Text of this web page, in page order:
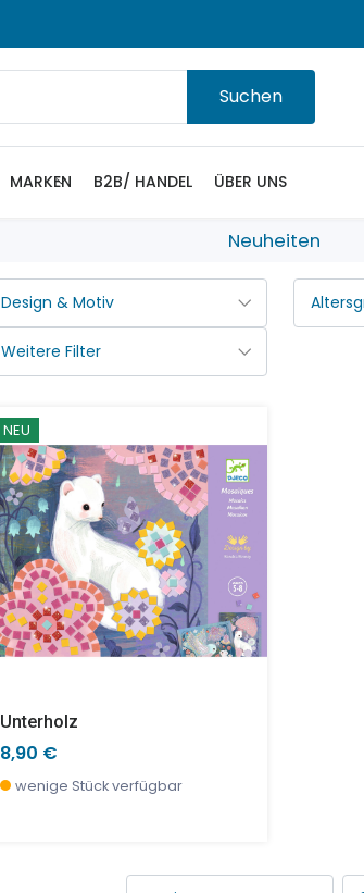
Suchen
MARKEN B2B/ HANDEL ÜBER UNS
Neuheiten
NEU
Unterholz
8,90 €
wenige Stück verfügbar